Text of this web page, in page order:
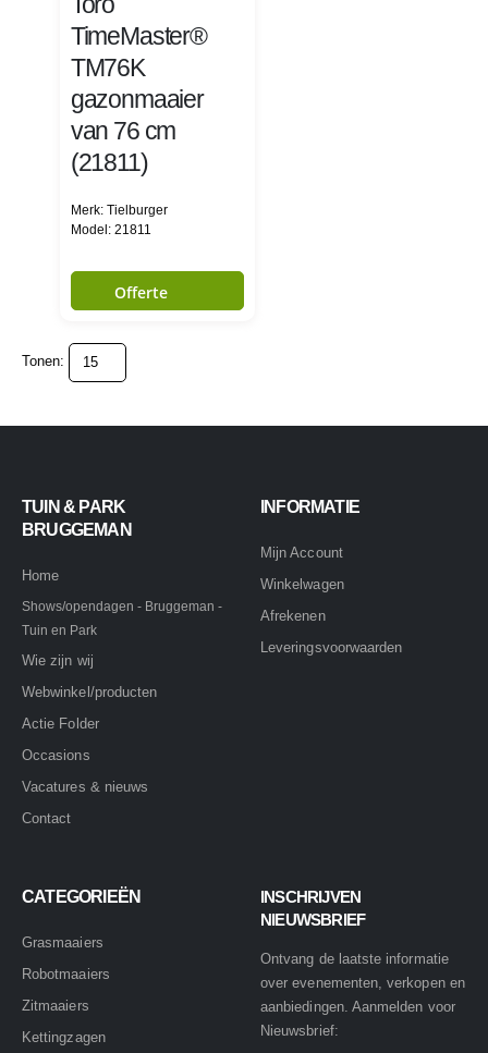
TimeMaster®
TM76K
gazonmaaier
van 76 cm
(21811)
Merk: Tielburger
Model: 21811
Offerte
Tonen:
TUIN & PARK
BRUGGEMAN
Home
Shows/opendagen - Bruggeman -
Tuin en Park
Wie zijn wij
Webwinkel/producten
Actie Folder
Occasions
Vacatures & nieuws
Contact
INFORMATIE
Mijn Account
Winkelwagen
Afrekenen
Leveringsvoorwaarden
CATEGORIEËN
Grasmaaiers
Robotmaaiers
Zitmaaiers
Kettingzagen
INSCHRIJVEN
NIEUWSBRIEF
Ontvang de laatste informatie
over evenementen, verkopen en
aanbiedingen. Aanmelden voor
Nieuwsbrief: